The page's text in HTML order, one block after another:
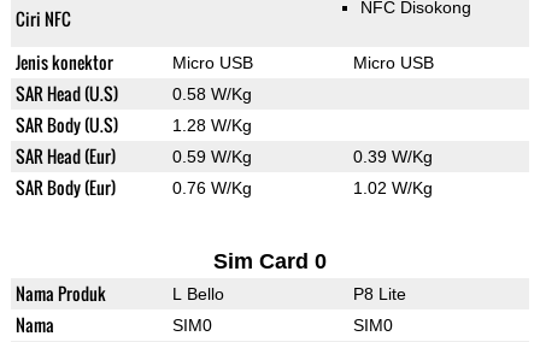
Ciri NFC NFC Disokong
Jenis konektor Micro USB Micro USB
SAR Head (U.S) 0.58 W/Kg
SAR Body (U.S) 1.28 W/Kg
SAR Head (Eur) 0.59 W/Kg 0.39 W/Kg
SAR Body (Eur) 0.76 W/Kg 1.02 W/Kg
Sim Card 0
Nama Produk L Bello P8 Lite
Nama SIM0 SIM0